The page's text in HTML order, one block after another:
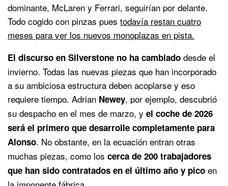
dominante, McLaren y Ferrari, seguirían por delante.
Todo cogido con pinzas pues todavía restan cuatro
meses para ver los nuevos monoplazas en pista.
El discurso en Silverstone no ha cambiado desde el
invierno. Todas las nuevas piezas que han incorporado
a su ambiciosa estructura deben acoplarse y eso
requiere tiempo. Adrian Newey, por ejemplo, descubrió
su despacho en el mes de marzo, y el coche de 2026
será el primero que desarrolle completamente para
Alonso. No obstante, en la ecuación entran otras
muchas piezas, como los cerca de 200 trabajadores
que han sido contratados en el último año y pico en